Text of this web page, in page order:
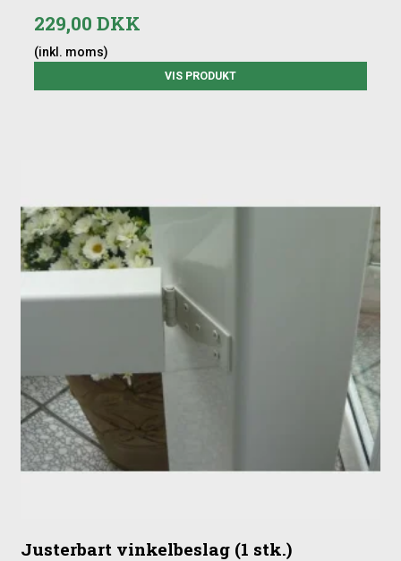
229,00 DKK
(inkl. moms)
VIS PRODUKT
Justerbart vinkelbeslag (1 stk.)